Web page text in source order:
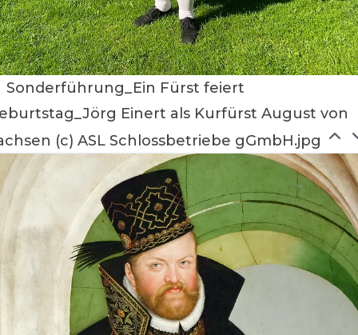
Sonderführung_Ein Fürst feiert
Einert als Kurfürst August von
(c) ASL Schlossbetriebe gGmbH.jpg